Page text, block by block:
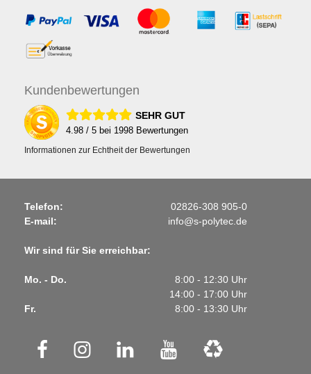
Kundenbewertungen
SEHR GUT
4.98 / 5 bei 1998 Bewertungen
Informationen zur Echtheit der Bewertungen
Telefon:
02826-308 905-0
E-mail:
info@s-polytec.de
Wir sind für Sie erreichbar:
Mo. - Do.
8:00 - 12:30 Uhr
14:00 - 17:00 Uhr
Fr.
8:00 - 13:30 Uhr